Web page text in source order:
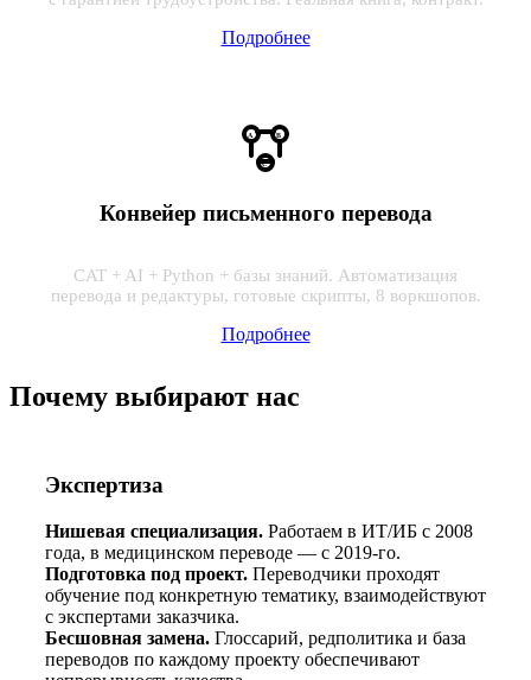
Подробнее
A B
C
Конвейер письменного перевода
CAT + AI + Python + базы знаний. Автоматизация
перевода и редактуры, готовые скрипты, 8 воркшопов.
Подробнее
Почему выбирают нас
Экспертиза
Нишевая специализация. Работаем в ИТ/ИБ с 2008
года, в медицинском переводе — с 2019-го.
Подготовка под проект. Переводчики проходят
обучение под конкретную тематику, взаимодействуют
с экспертами заказчика.
Бесшовная замена. Глоссарий, редполитика и база
переводов по каждому проекту обеспечивают